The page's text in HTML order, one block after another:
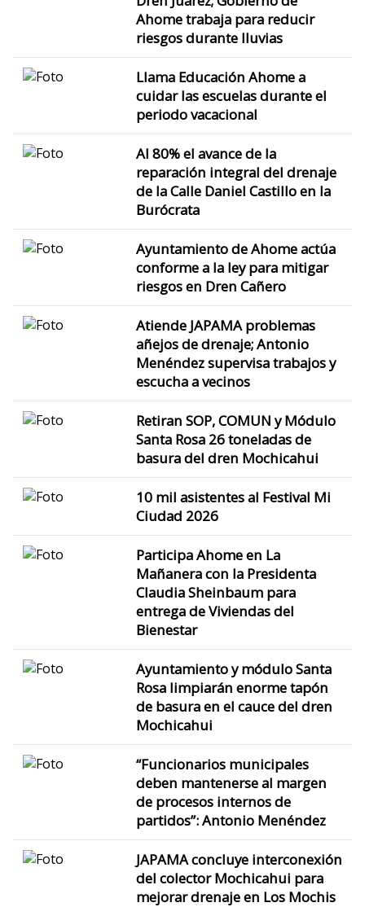
Ahome trabaja para reducir
riesgos durante lluvias
Llama Educación Ahome a
cuidar las escuelas durante el
periodo vacacional
Al 80% el avance de la
reparación integral del drenaje
de la Calle Daniel Castillo en la
Burócrata
Ayuntamiento de Ahome actúa
conforme a la ley para mitigar
riesgos en Dren Cañero
Atiende JAPAMA problemas
añejos de drenaje; Antonio
Menéndez supervisa trabajos y
escucha a vecinos
Retiran SOP, COMUN y Módulo
Santa Rosa 26 toneladas de
basura del dren Mochicahui
10 mil asistentes al Festival Mi
Ciudad 2026
Participa Ahome en La
Mañanera con la Presidenta
Claudia Sheinbaum para
entrega de Viviendas del
Bienestar
Ayuntamiento y módulo Santa
Rosa limpiarán enorme tapón
de basura en el cauce del dren
Mochicahui
“Funcionarios municipales
deben mantenerse al margen
de procesos internos de
partidos”: Antonio Menéndez
JAPAMA concluye interconexión
del colector Mochicahui para
mejorar drenaje en Los Mochis